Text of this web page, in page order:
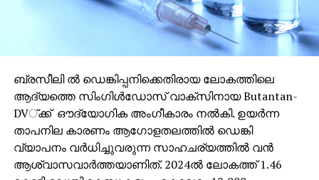
ബ്രസീലി ല്‍ ഡെങ്കിപ്പനിക്കെതിരായ ലോകത്തിലെ
ആദ്യത്തെ സിംഗിള്‍ഡോസ് വാക്സിനായ Butantan-
DV്ക്ക് ഔദ്യോഗിക അംഗീകാരം നല്‍കി. ഉയര്‍ന്ന
താപനില കാരണം ആഗോളതലത്തില്‍ ഡെങ്കി
വ്യാപനം വര്‍ധിച്ചുവരുന്ന സാഹചര്യത്തില്‍ വന്‍
ആശ്വാസവാര്‍ത്തയാണിത്. 2024ല്‍ ലോകത്ത് 1.46